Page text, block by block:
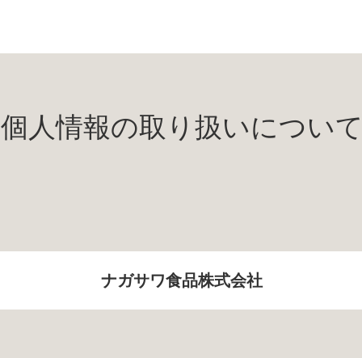
個人情報の取り扱いについて
ナガサワ食品株式会社